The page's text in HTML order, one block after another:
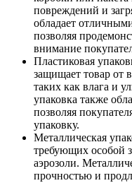
повреждений и
обладает
позволяя
внимание
Пластиковая
защищает товар от
таких как влага и
упаковка также
позволяя
упаковку.
Металлическая
требующих особой
аэрозоли.
прочностью и